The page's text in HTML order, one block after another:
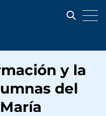
y la
del